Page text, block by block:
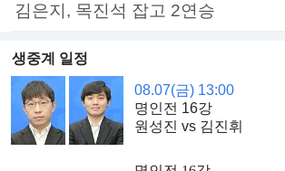
김은지, 목진석 잡고 2연승
생중계 일정
08.07(금) 13:00
명인전 16강
원성진 vs 김진휘